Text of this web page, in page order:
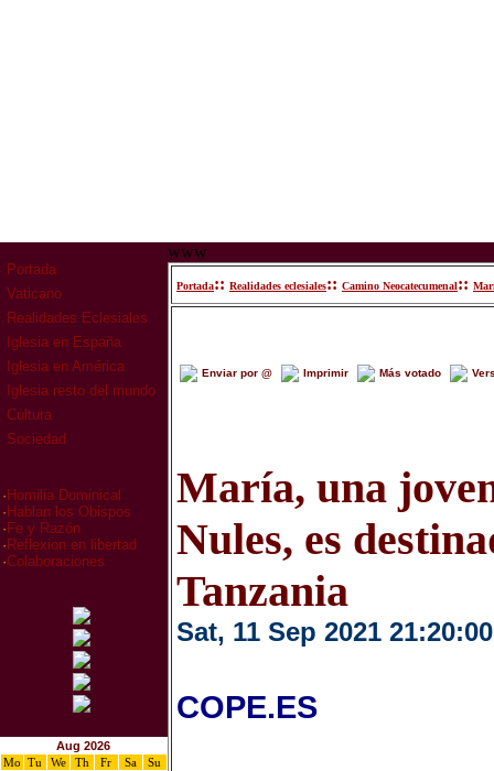
Portada
Vaticano
Realidades Eclesiales
Iglesia en España
Iglesia en América
Iglesia resto del mundo
Cultura
Sociedad
· Homilia Dominical
· Hablan los Obispos
· Fe y Razón
· Reflexion en libertad
·Colaboraciones
Aug 2026
Mo
Tu We Th Fr Sa
Su
www
Portada:: Realidades eclesiales:: Camino Neocatecumenal::
Enviar por @ Imprimir Más votado
María, una
Nules, es
Tanzania
Sat, 11 Sep 2021 21:20:00
COPE.ES